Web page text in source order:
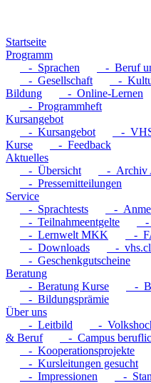
Startseite
Programm
- Sprachen
- Beruf
- Gesellschaft
-
Bildung
- Online-Lernen
- Programmheft
Kursangebot
- Kursangebot
-
Kurse
- Feedback
Aktuelles
- Übersicht
- Archiv
- Pressemitteilungen
Service
- Sprachtests
-
- Teilnahmeentgelte
-
- Lernwelt MKK
-
- Downloads
-
- Geschenkgutscheine
Beratung
- Beratung Kurse
-
- Bildungsprämie
Über uns
- Leitbild
-
& Beruf
- Campus
- Kooperationsprojekte
- Kursleitungen gesucht
- Impressionen
-